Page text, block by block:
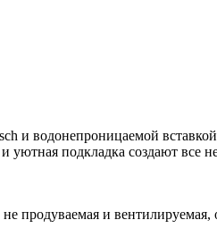
и водонепроницаемой
подкладка создают все
и вентилируемая,